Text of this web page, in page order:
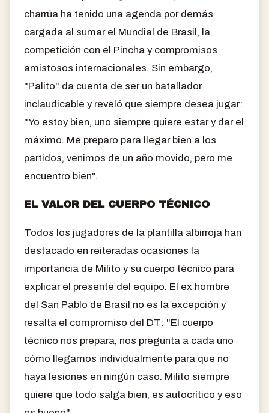
charrúa ha tenido una agenda por demás
cargada al sumar el Mundial de Brasil, la
competición con el Pincha y compromisos
amistosos internacionales. Sin embargo,
"Palito" da cuenta de ser un batallador
inclaudicable y reveló que siempre desea jugar:
"Yo estoy bien, uno siempre quiere estar y dar el
máximo. Me preparo para llegar bien a los
partidos, venimos de un año movido, pero me
encuentro bien".
EL VALOR DEL CUERPO TÉCNICO
Todos los jugadores de la plantilla albirroja han
destacado en reiteradas ocasiones la
importancia de Milito y su cuerpo técnico para
explicar el presente del equipo. El ex hombre
del San Pablo de Brasil no es la excepción y
resalta el compromiso del DT: "El cuerpo
técnico nos prepara, nos pregunta a cada uno
cómo llegamos individualmente para que no
haya lesiones en ningún caso. Milito siempre
quiere que todo salga bien, es autocrítico y eso